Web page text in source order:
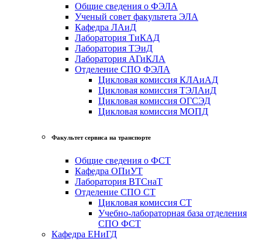
Общие сведения о ФЭЛА
Ученый совет факультета ЭЛА
Кафедра ЛАиД
Лаборатория ТиКАД
Лаборатория ТЭиД
Лаборатория АГиКЛА
Отделение СПО ФЭЛА
Цикловая комиссия КЛАиАД
Цикловая комиссия ТЭЛАиД
Цикловая комиссия ОГСЭД
Цикловая комиссия МОПД
Факультет сервиса на транспорте
Общие сведения о ФСТ
Кафедра ОПиУТ
Лаборатория ВТСнаТ
Отделение СПО СТ
Цикловая комиссия СТ
Учебно-лабораторная база отделения
СПО ФСТ
Кафедра ЕНиГД